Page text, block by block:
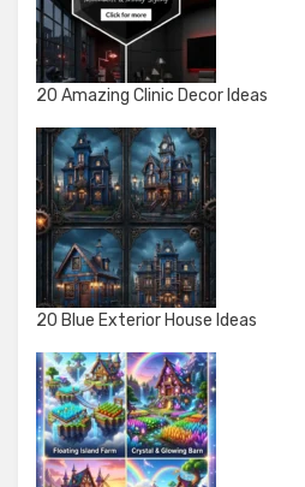
20 Amazing Clinic Decor Ideas
20 Blue Exterior House Ideas